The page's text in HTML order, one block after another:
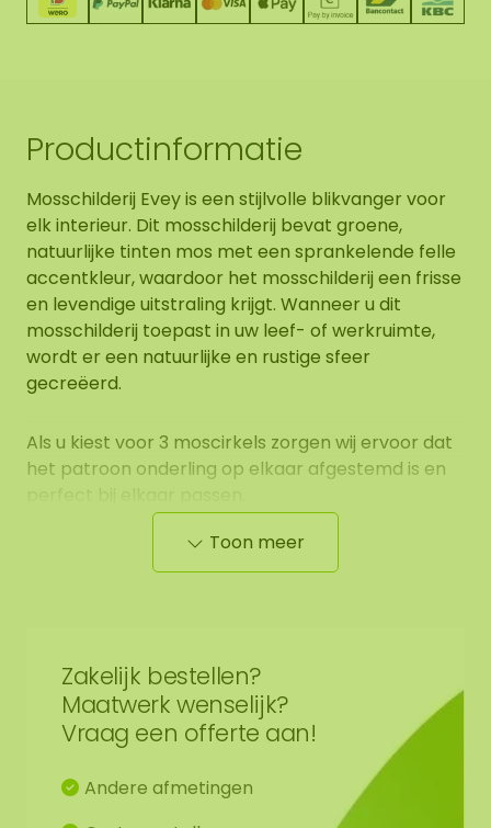
Productinformatie
Mosschilderij Evey is een stijlvolle blikvanger voor
elk interieur. Dit mosschilderij bevat groene,
natuurlijke tinten mos met een sprankelende felle
accentkleur, waardoor het mosschilderij een frisse
en levendige uitstraling krijgt. Wanneer u dit
mosschilderij toepast in uw leef- of werkruimte,
wordt er een natuurlijke en rustige sfeer
gecreëerd.
Als u kiest voor 3 moscirkels zorgen wij ervoor dat
het patroon onderling op elkaar afgestemd is en
Optioneel kunnen we in de moscirkel een klok
verwerken met zwarte wijzers. Dit kan alleen bij
bestellen en de klok dan verwerken wij de klok
standaard in de moscirkel met een diameter van
60 cm.
Met een rond mosschilderij wordt een een strak
Toon meer
Zakelijk bestellen?
Maatwerk wenselijk?
Vraag een offerte aan!
Andere afmetingen